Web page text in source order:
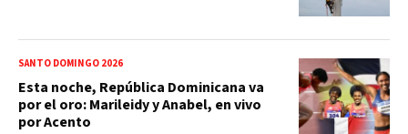
SANTO DOMINGO 2026
Esta noche, República Dominicana va
por el oro: Marileidy y Anabel, en vivo
por Acento